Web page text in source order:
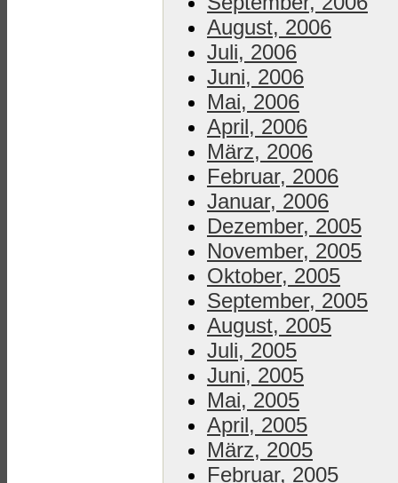
August, 2006
Juli, 2006
Juni, 2006
Mai, 2006
April, 2006
März, 2006
Februar, 2006
Januar, 2006
Dezember, 2005
November, 2005
Oktober, 2005
September, 2005
August, 2005
Juli, 2005
Juni, 2005
Mai, 2005
April, 2005
März, 2005
Februar, 2005